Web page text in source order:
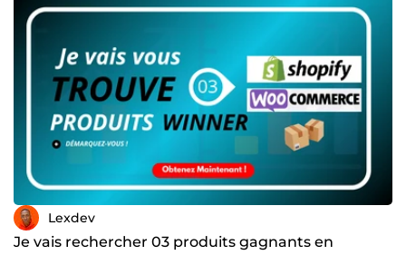
Lexdev
Je vais rechercher 03 produits gagnants en